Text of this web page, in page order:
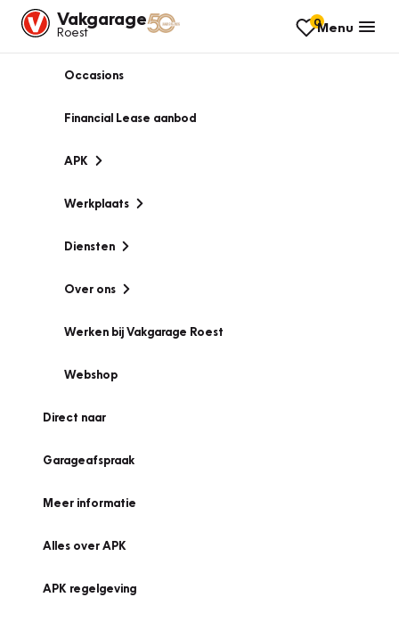
Vakgarage
Roest
0Menu
Occasions
Financial Lease aanbod
APK
Werkplaats
Diensten
Over ons
Werken bij Vakgarage Roest
Webshop
Direct naar
Garageafspraak
Meer informatie
Alles over APK
APK regelgeving